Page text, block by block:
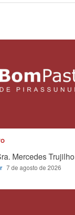
Mercedes
7 de agosto de 2026